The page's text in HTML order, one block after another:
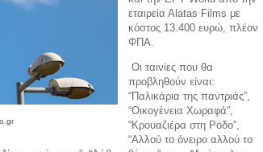
εταιρεία Αlatas Films με
κόστος 13.400 ευρώ, πλέον
ΦΠΑ.
Οι ταινίες που θα
προβληθούν είναι:
“Παλικάρια της παντριάς”,
“Οικογένεια Χωραφά”,
“Κρουαζιέρα στη Ρόδο”,
“Αλλού το όνειρο αλλού το